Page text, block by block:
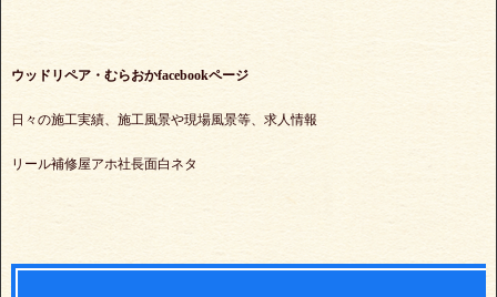
ウッドリペア・むらおかfacebookページ
日々の施工実績、施工風景や現場風景等、求人情報
リール補修屋アホ社長面白ネタ